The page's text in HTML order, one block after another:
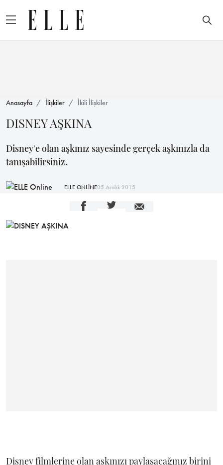
Anasayfa İlişkiler İkili İlişkiler
DISNEY AŞKINA
Disney'e olan aşkınız sayesinde gerçek aşkınızla da
tanışabilirsiniz.
ELLE ONLİNE05 Aralık 2015
Disney filmlerine olan aşkınızı paylaşacağınız birini